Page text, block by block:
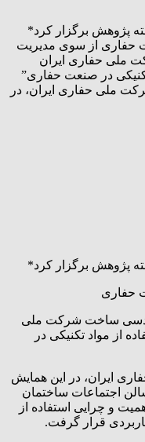
پژوهش برگزار کرد*
حفاری از سوی مدیریت
ملی حفاری ایران
در صنعت حفاری”
ملی حفاری ایران، در
پژوهش برگزار کرد*
حفاری
ساخت شرکت ملی
از مواد تکنیکی در
ایران، در این همایش
(۲۰ آذرماه ۱۴۰۳) در سالن اجتماعات ساختمان
و چرایی استفاده از
قرار گرفت.